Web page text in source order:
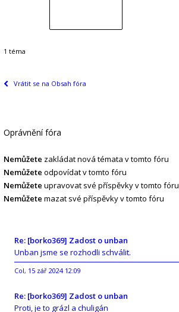
1 téma
Vrátit se na Obsah fóra
Oprávnění fóra
Nemůžete zakládat nová témata v tomto fóru
Nemůžete odpovídat v tomto fóru
Nemůžete upravovat své příspěvky v tomto fóru
Nemůžete mazat své příspěvky v tomto fóru
Re: [borko369] Zadost o unban
Unban jsme se rozhodli schválit.
Col, 15 zář 2024 12:09
Re: [borko369] Zadost o unban
Proti, je to grázl a chuligán